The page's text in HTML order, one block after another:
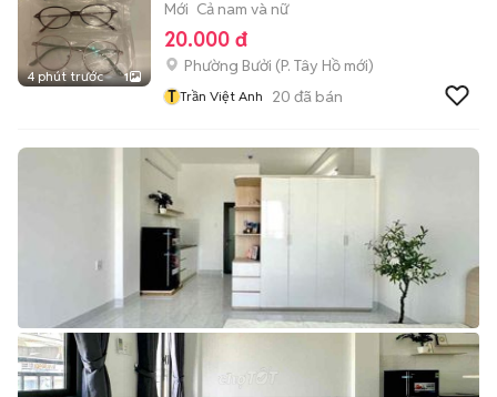
4 phút trước 1
Mới Cả nam và nữ
20.000 đ
Phường Bưởi (P. Tây Hồ mới)
T Trần Việt Anh 20 đã bán